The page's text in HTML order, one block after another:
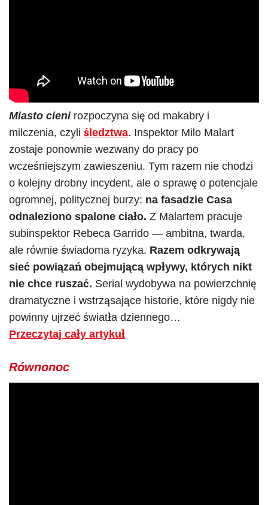
Miasto cienirozpoczyna się od makabry i
milczenia, czyli śledztwa. Inspektor Milo Malart
zostaje ponownie wezwany do pracy po
wcześniejszym zawieszeniu. Tym razem nie chodzi
o kolejny drobny incydent, ale o sprawę o potencjale
ogromnej, politycznej burzy: na fasadzie Casa
odnaleziono spalone ciało. Z Malartem pracuje
subinspektor Rebeca Garrido — ambitna, twarda,
ale równie świadoma ryzyka. Razem odkrywają
sieć powiązań obejmującą wpływy, których nikt
nie chce ruszać. Serial wydobywa na powierzchnię
dramatyczne i wstrząsające historie, które nigdy nie
powinny ujrzeć światła dziennego…
Przeczytaj cały artykuł
Równonoc